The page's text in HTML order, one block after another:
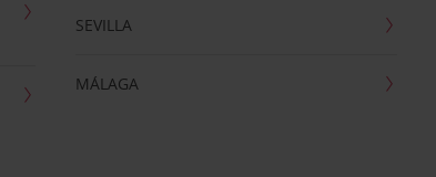
SEVILLA
MÁLAGA